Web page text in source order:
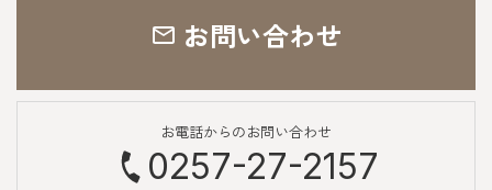
お問い合わせ
お電話からのお問い合わせ
0257-27-2157